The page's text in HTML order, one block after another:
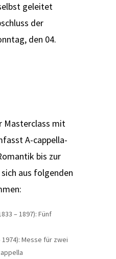
geleitet
der
den 04.
Masterclass mit
A-cappella-
bis zur
aus folgenden
– 1897): Fünf
1974): Messe für zwei